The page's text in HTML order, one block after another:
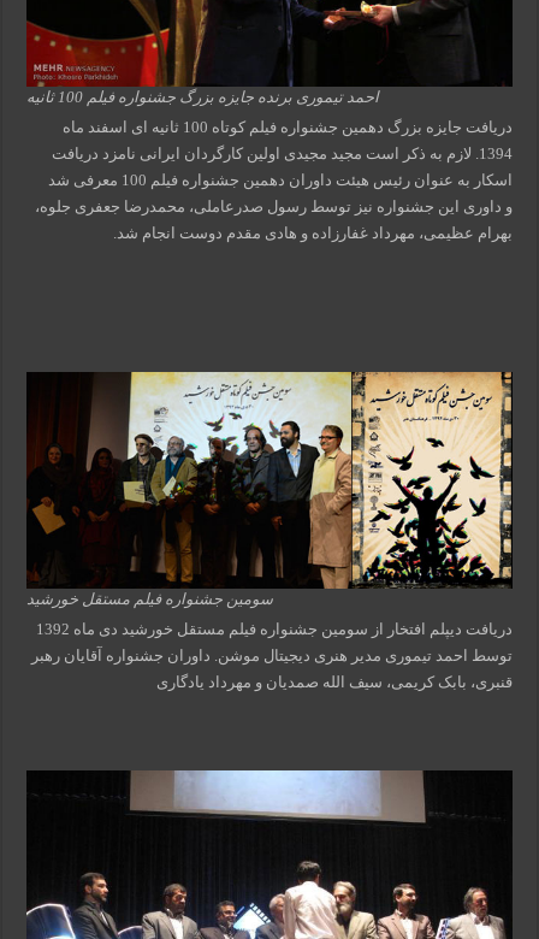
احمد تیموری برنده جایزه بزرگ جشنواره فیلم 100 ثانیه
دریافت جایزه بزرگ دهمین جشنواره فیلم کوتاه 100 ثانیه ای اسفند ماه
1394. لازم به ذکر است مجید مجیدی اولین کارگردان ایرانی نامزد دریافت
اسکار به عنوان رئیس هیئت داوران دهمین جشنواره فیلم 100 معرفی شد
و داوری این جشنواره نیز توسط رسول صدرعاملی، محمدرضا جعفری جلوه،
بهرام عظیمی، مهرداد غفارزاده و هادی مقدم دوست انجام شد.
سومین جشنواره فیلم مستقل خورشید
دریافت دیپلم افتخار از سومین جشنواره فیلم مستقل خورشید دی ماه 1392
توسط احمد تیموری مدیر هنری دیجیتال موشن. داوران جشنواره آقایان رهبر
قنبری، بابک کریمی، سیف الله صمدیان و مهرداد یادگاری